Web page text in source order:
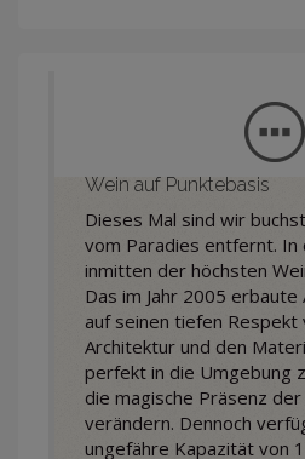
Wein auf Punktebasis
Dieses Mal sind wir
vom Paradies entfernt. In
inmitten der höchsten
Das im Jahr 2005
auf seinen tiefen Respekt
Architektur und den
perfekt in die Umgebung
die magische Präsenz
verändern. Dennoch
ungefähre Kapazität von